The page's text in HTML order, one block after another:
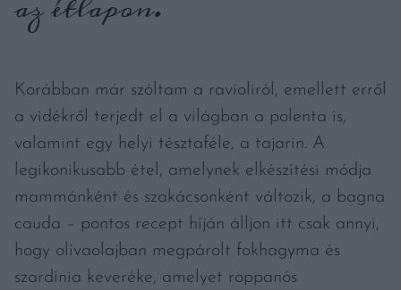
Korábban már szóltam a ravioliról, emellett erről
a vidékről terjedt el a világban a polenta is,
valamint egy helyi tésztaféle, a tajarin. A
legikonikusabb étel, amelynek elkészítési módja
mammánként és szakácsonként változik, a bagna
cauda – pontos recept híján álljon itt csak annyi,
hogy olívaolajban megpárolt fokhagyma és
szardínia keveréke, amelyet roppanós